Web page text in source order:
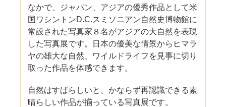
なかで、ジャパン、アジアの優秀作品として米
国ワシントンD.C.スミソニアン自然史博物館に
常設された写真家８名がアジアの大自然を表現
した写真展です。日本の優美な情景からヒマラ
ヤの雄大な自然、ワイルドライフを見事に切り
取った作品を体感できます。
自然はすばらしいと、かならず再認識できる素
晴らしい作品が揃っている写真展です。